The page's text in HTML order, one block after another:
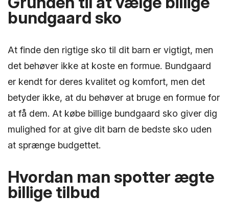
bundgaard sko
At finde den rigtige sko til dit barn er vigtigt, men
det behøver ikke at koste en formue. Bundgaard
er kendt for deres kvalitet og komfort, men det
betyder ikke, at du behøver at bruge en formue for
at få dem. At købe billige bundgaard sko giver dig
mulighed for at give dit barn de bedste sko uden
at sprænge budgettet.
Hvordan man spotter ægte
billige tilbud